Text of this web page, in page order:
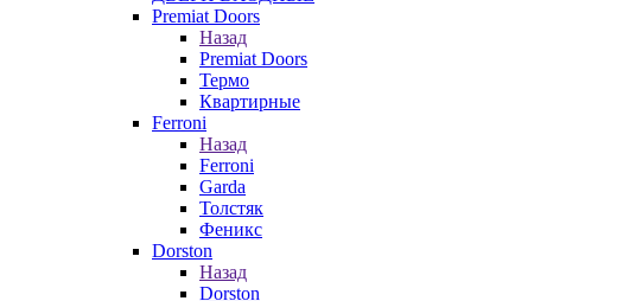
Premiat Doors
Назад
Premiat Doors
Термо
Квартирные
Ferroni
Назад
Ferroni
Garda
Толстяк
Феникс
Dorston
Назад
Dorston